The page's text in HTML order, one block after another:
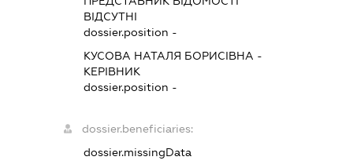
ВІДСУТНІ
dossier.position -
КУСОВА НАТАЛЯ БОРИСІВНА -
КЕРІВНИК
dossier.position -
dossier.beneficiaries:
dossier.missingData